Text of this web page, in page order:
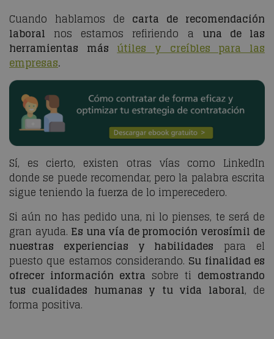
Cuando hablamos de carta de recomendación
laboral nos estamos refiriendo a una de las
herramientas más útiles y creíbles para las
empresas.
Sí, es cierto, existen otras vías como LinkedIn
donde se puede recomendar, pero la palabra escrita
sigue teniendo la fuerza de lo imperecedero.
Si aún no has pedido una, ni lo pienses, te será de
gran ayuda. Es una vía de promoción verosímil de
nuestras experiencias y habilidades para el
puesto que estamos considerando. Su finalidad es
ofrecer información extra sobre ti demostrando
tus cualidades humanas y tu vida laboral, de
forma positiva.